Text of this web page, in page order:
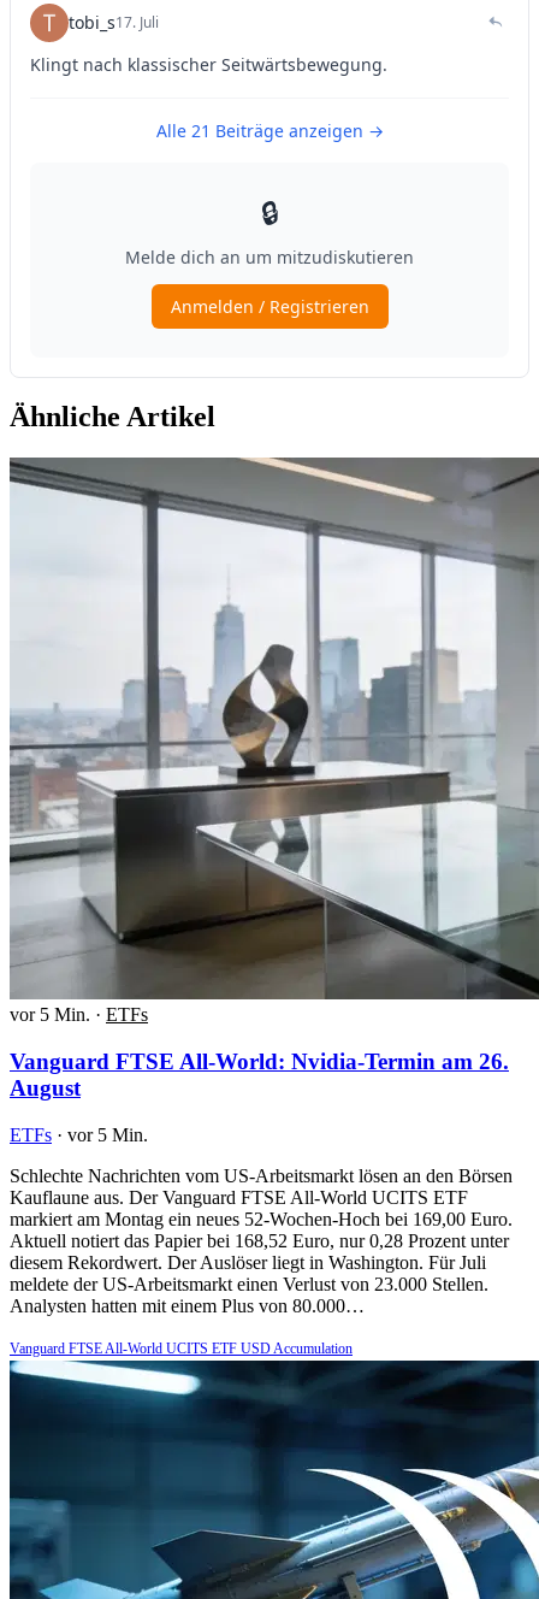
Ähnliche Artikel
vor 5 Min. · ETFs
Vanguard FTSE All-World: Nvidia-Termin am 26.
August
ETFs · vor 5 Min.
Schlechte Nachrichten vom US-Arbeitsmarkt lösen an den Börsen
Kauflaune aus. Der Vanguard FTSE All-World UCITS ETF
markiert am Montag ein neues 52-Wochen-Hoch bei 169,00 Euro.
Aktuell notiert das Papier bei 168,52 Euro, nur 0,28 Prozent unter
diesem Rekordwert. Der Auslöser liegt in Washington. Für Juli
meldete der US-Arbeitsmarkt einen Verlust von 23.000 Stellen.
Analysten hatten mit einem Plus von 80.000…
Vanguard FTSE All-World UCITS ETF USD Accumulation